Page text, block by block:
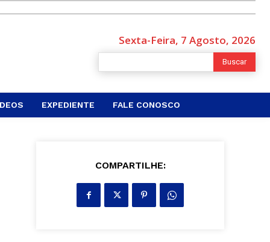
Sexta-Feira, 7 Agosto, 2026
Buscar
EXPEDIENTE FALE CONOSCO
COMPARTILHE: